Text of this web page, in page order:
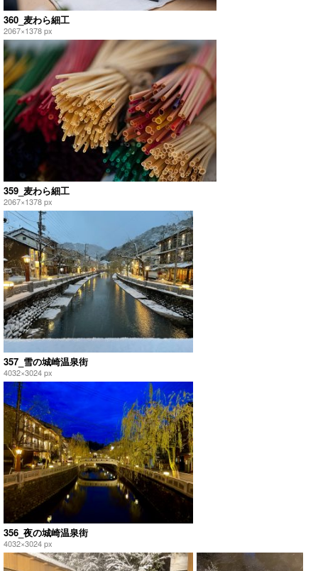
360_麦わら細工
2067×1378 px
359_麦わら細工
2067×1378 px
357_雪の城崎温泉街
4032×3024 px
356_夜の城崎温泉街
4032×3024 px